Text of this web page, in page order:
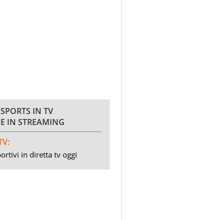
SPORTS IN TV
E IN STREAMING
in diretta tv oggi